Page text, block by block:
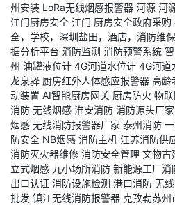
州安装 LoRa无线烟感报警器 河源 河
江门厨房安全 江门 厨房安全政府采购
全，学校，深圳盐田，酒店，消防维保
据分析平台 消防监测 消防预警系统
州 油罐液位计 4G河道水位计 4G河道
龙泉驿 厨房红外人体感应报警器 高龄
动装置 AI智能厨房网关 厨房防火 物
消防 无线烟感 淮安消防 消防源头厂家
烟感 无线消防报警器厂家 泰州消防
防安全 NB烟感 消防主机 江苏消防供
消防灭火器维修 消防安全管理 文物古
立式烟感 九小场所消防 新能源工厂消
出口认证 消防设施检测 港口消防 无
批发 镇江无线消防报警器 克孜勒苏州